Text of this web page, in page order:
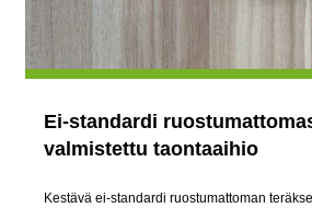
Ei-standardi
valmistettu taontaaihio
Kestävä ei-standardi ruostumattoman